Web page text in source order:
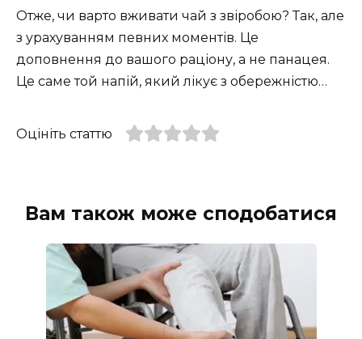
Отже, чи варто вживати чай з звіробою? Так, але
з урахуванням певних моментів. Це
доповнення до вашого раціону, а не панацея.
Це саме той напій, який лікує з обережністю…
Оцініть статтю
Вам також може сподобатися